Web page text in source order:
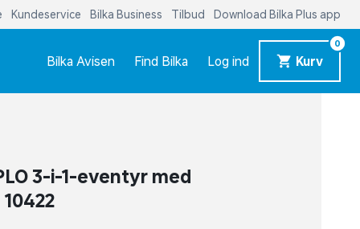
Kundeservice Bilka Business Tilbud Download Bilka Plus app
Bilka Avisen Find Bilka Log ind Kurv
0
3-i-1-eventyr med